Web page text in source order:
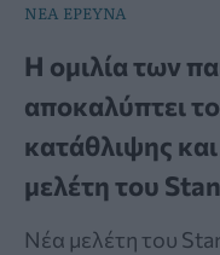
ΝΕΑ ΕΡΕΥΝΑ
Η ομιλία των
αποκαλύπτει
κατάθλιψης
μελέτη του
Νέα μελέτη του